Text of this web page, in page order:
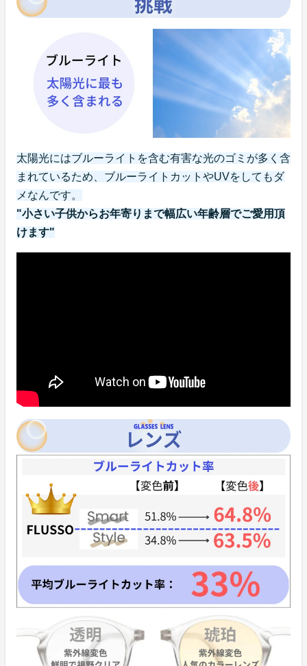
太陽光にはブルーライトを含む有害な光のゴミが多く含
まれているため、ブルーライトカットやUVをしてもダ
メなんです。
"小さい子供からお年寄りまで幅広い年齢層でご愛用頂
けます"